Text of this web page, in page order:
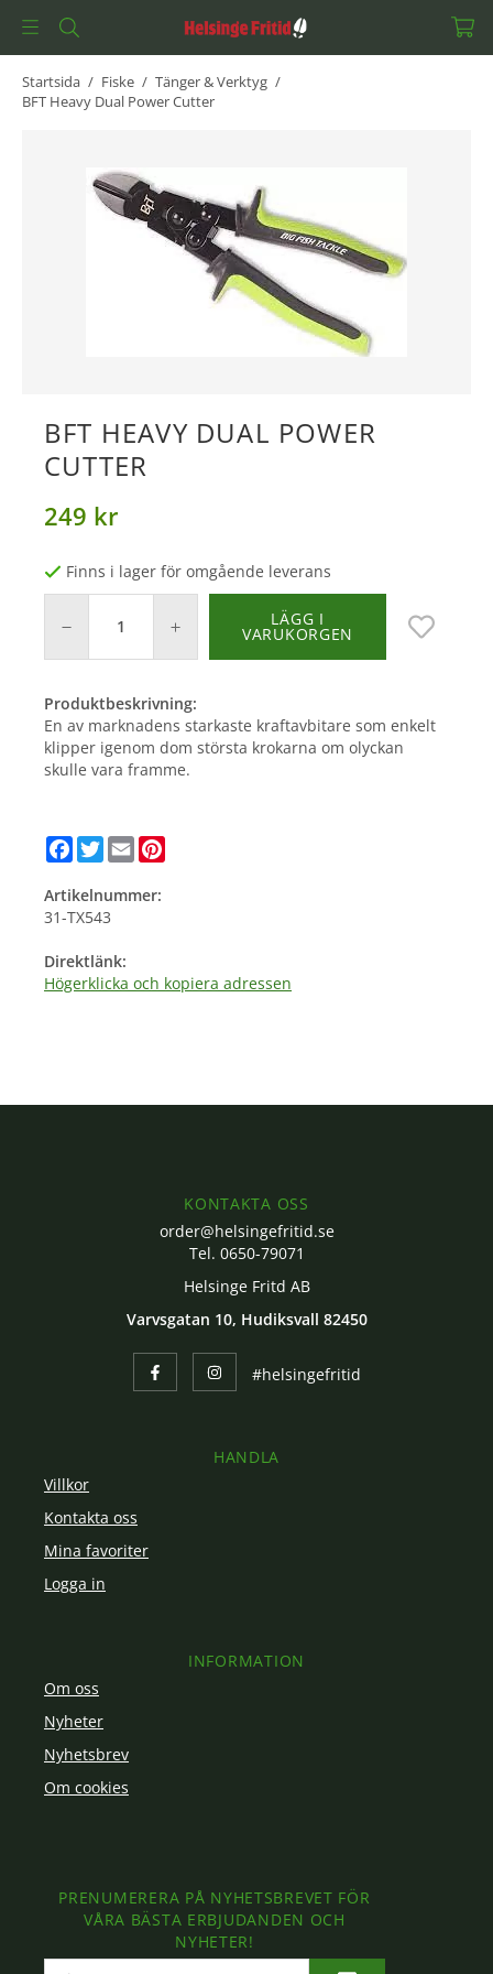
Startsida / Fiske / Tänger & Verktyg /
BFT Heavy Dual Power Cutter
BFT HEAVY DUAL POWER
CUTTER
249 kr
Finns i lager för omgående leverans
LÄGG I
VARUKORGEN
Produktbeskrivning:
En av marknadens starkaste kraftavbitare som enkelt
klipper igenom dom största krokarna om olyckan
skulle vara framme.
Facebook
Twitter
Email
Artikelnummer:
31-TX543
Direktlänk:
Högerklicka och kopiera adressen
KONTAKTA OSS
order@helsingefritid.se
Tel. 0650-79071
Helsinge Fritd AB
Varvsgatan 10, Hudiksvall 82450
#helsingefritid
HANDLA
Villkor
Kontakta oss
Mina favoriter
Logga in
INFORMATION
Om oss
Nyheter
Nyhetsbrev
Om cookies
PRENUMERERA PÅ NYHETSBREVET FÖR
VÅRA BÄSTA ERBJUDANDEN OCH
NYHETER!